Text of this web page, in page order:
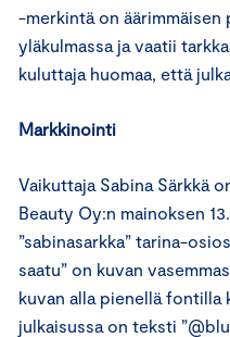
-merkintä on äärimmäisen
yläkulmassa ja vaatii
kuluttaja huomaa, että
Markkinointi
Vaikuttaja Sabina Särkkä
Beauty Oy:n mainoksen
”sabinasarkka” tarina-
saatu” on kuvan
kuvan alla pienellä fontilla
julkaisussa on teksti